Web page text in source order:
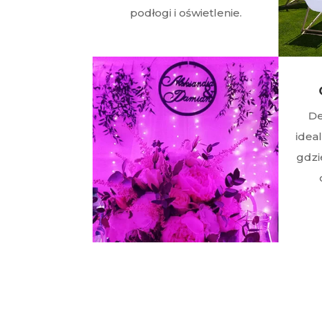
podłogi i oświetlenie.